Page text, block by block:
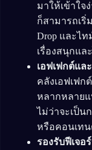
มาให้เข้าใ
ก็สามารถเริ่
Drop และไ
เรื่องสนุกแ
เอฟเฟกต์แ
คลังเอฟเฟก
หลากหลาย
ไม่ว่าจะเป็น
หรือคอนเทน
รองรับฟีเจอ